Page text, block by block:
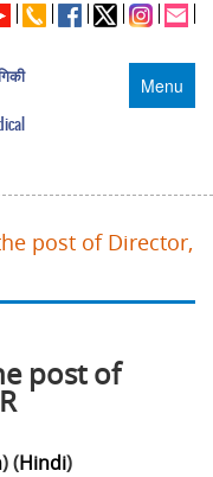
Menu
post of Director,
post of
) (Hindi)